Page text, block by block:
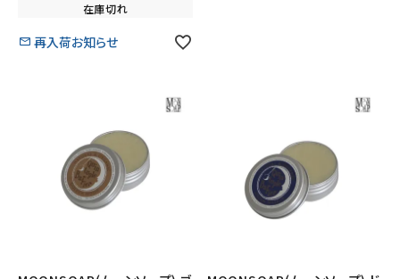
在庫切れ
再入荷お知らせ